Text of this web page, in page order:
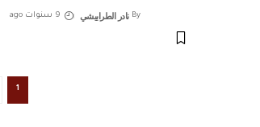
By نادر الطرابيشي 9 سنوات ago
1